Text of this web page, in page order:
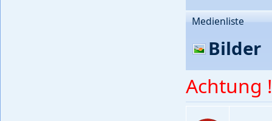
Medienliste
Bilder
Achtung